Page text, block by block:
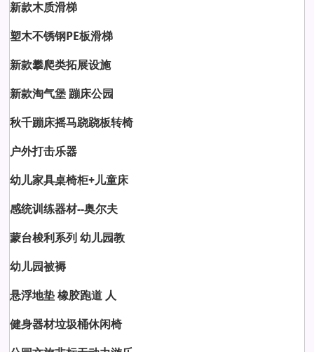
新款木质滑梯
塑木不锈钢PE板滑梯
新款攀爬类拓展设施
新款淘气堡 蹦床公园
秋千蹦床摇马跷跷板转椅
户外打击乐器
幼儿家具桌椅柜+儿童床
感统训练器材--奥尔夫
蒙台梭利系列 幼儿园教
幼儿园被褥
悬浮地垫 橡胶跑道 人
健身器材垃圾桶休闲椅